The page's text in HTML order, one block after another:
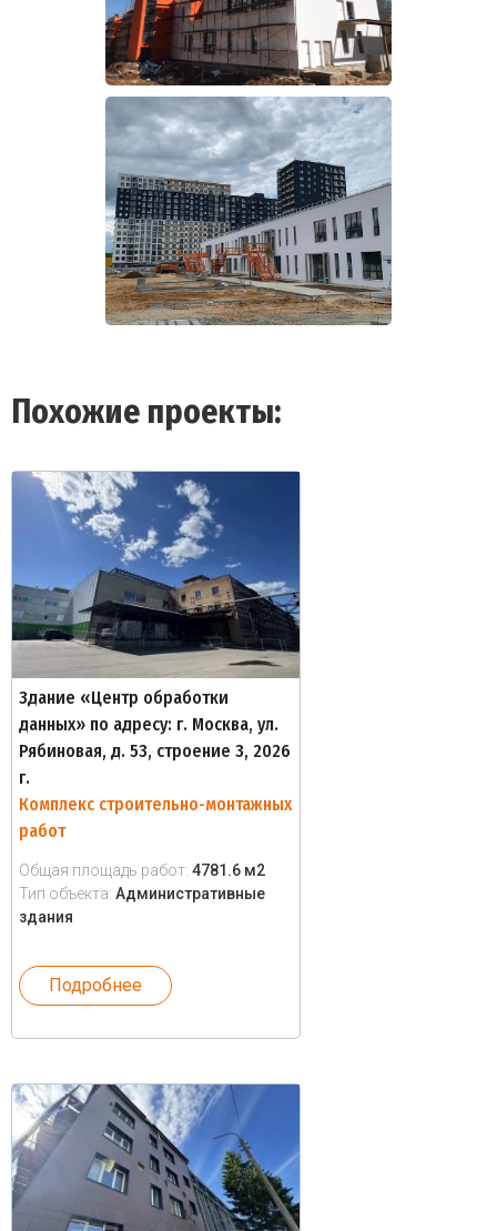
Похожие проекты:
Здание «Центр обработки
данных» по адресу: г. Москва, ул.
Рябиновая, д. 53, строение 3, 2026
г.
Комплекс строительно-монтажных
работ
Общая площадь работ: 4781.6 м2
Тип объекта: Административные
здания
Подробнее